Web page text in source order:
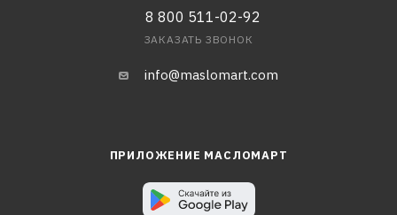
8 800 511-02-92
ЗАКАЗАТЬ ЗВОНОК
info@maslomart.com
ПРИЛОЖЕНИЕ МАСЛОМАРТ